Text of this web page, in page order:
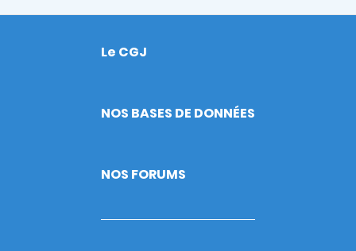
Footer
Le CGJ
NOS BASES DE DONNÉES
NOS FORUMS